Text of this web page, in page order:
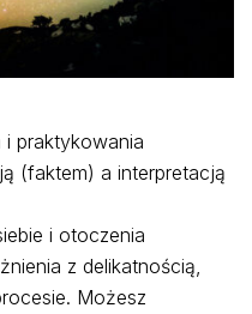
i praktykowania
(faktem) a interpretacją
i otoczenia
z delikatnością,
Możesz